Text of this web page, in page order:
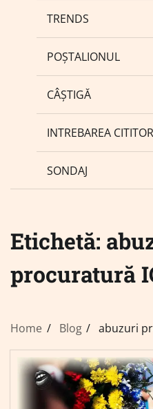
TRENDS
POȘTALIONUL
CÂȘTIGĂ
INTREBAREA
SONDAJ
Etichetă:
procuratură
Home Blog abuzuri